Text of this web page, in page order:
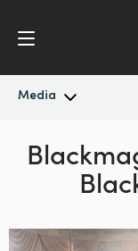
Media
In primo piano
Immagini per i media
Argentina
Australia